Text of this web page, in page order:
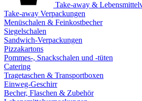
Take-away &
Take-away Verpackungen
Menüschalen & Feinkostbecher
Siegelschalen
Sandwich-Verpackungen
Pizzakartons
Pommes-, Snackschalen und -tüten
Catering
Tragetaschen & Transportboxen
Einweg-Geschirr
Becher, Flaschen & Zubehör